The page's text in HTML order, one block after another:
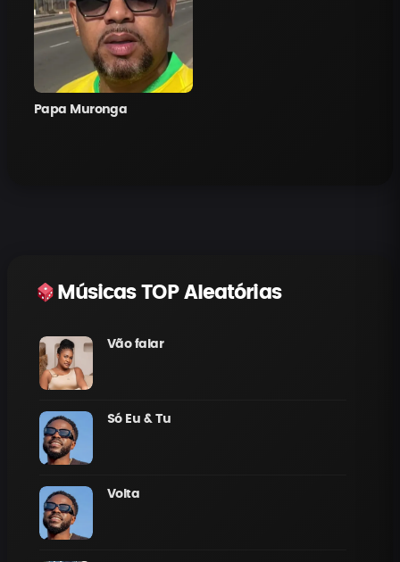
Papa Muronga
Músicas TOP Aleatórias
Vão falar
Só Eu & Tu
Volta